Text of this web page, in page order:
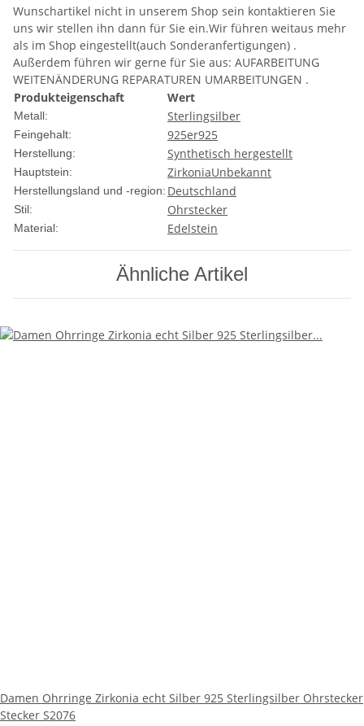
Wunschartikel nicht in unserem Shop sein kontaktieren Sie
uns wir stellen ihn dann für Sie ein.Wir führen weitaus mehr
als im Shop eingestellt(auch Sonderanfertigungen) .
Außerdem führen wir gerne für Sie aus: AUFARBEITUNG
WEITENÄNDERUNG REPARATUREN UMARBEITUNGEN .
Produkteigenschaft
Wert
Metall: Sterlingsilber
Feingehalt: 925er925
Herstellung: Synthetisch hergestellt
Hauptstein: ZirkoniaUnbekannt
Herstellungsland und -region: Deutschland
Stil: Ohrstecker
Material: Edelstein
Ähnliche Artikel
Damen Ohrringe Zirkonia echt Silber 925 Sterlingsilber Ohrstecker
Stecker S2076